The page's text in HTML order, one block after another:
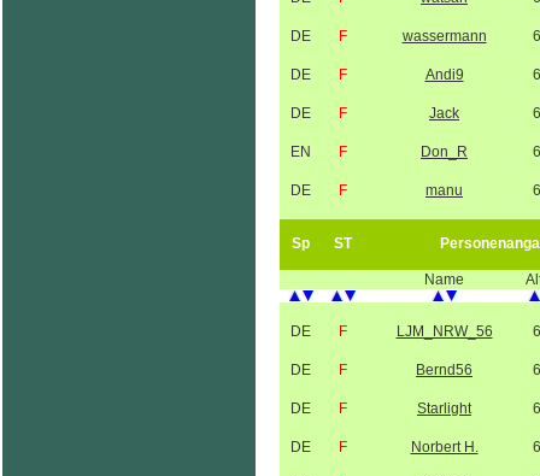
DE F wassermann
DE F Andi9
DE F Jack
EN F Don_R
DE F manu
Sp ST
Name
DE F LJM_NRW_56
DE F Bernd56
DE F Starlight
DE F Norbert H.